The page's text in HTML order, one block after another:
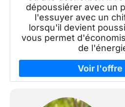
dépoussiérer avec un
l'essuyer avec un
lorsqu'il devient
vous permet
de